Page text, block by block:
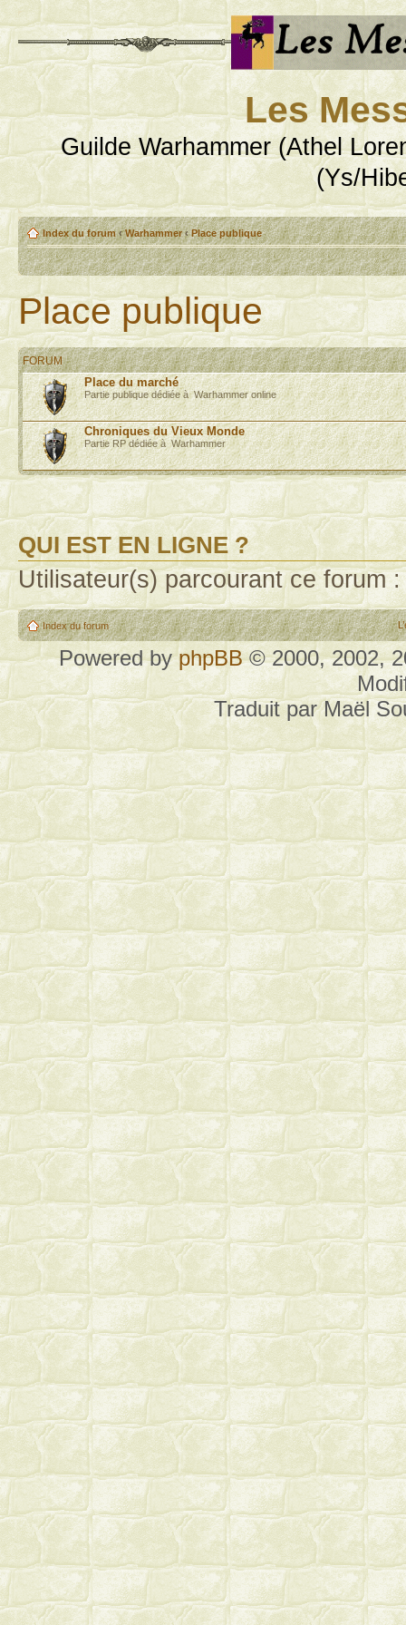
Les
Guilde Warhammer (Athel
(Ys/
Index du forum ‹ Warhammer ‹ Place publique
Place publique
FORUM
Place du marché
Partie publique dédiée à Warhammer online
Chroniques du Vieux Monde
Partie RP dédiée à Warhammer
QUI EST EN LIGNE ?
Utilisateur(s) parcourant ce forum
Index du forum
Powered byphpBB© 2000, 2002,
Traduit par Maël